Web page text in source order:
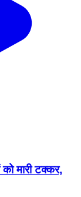
मारी टक्कर,